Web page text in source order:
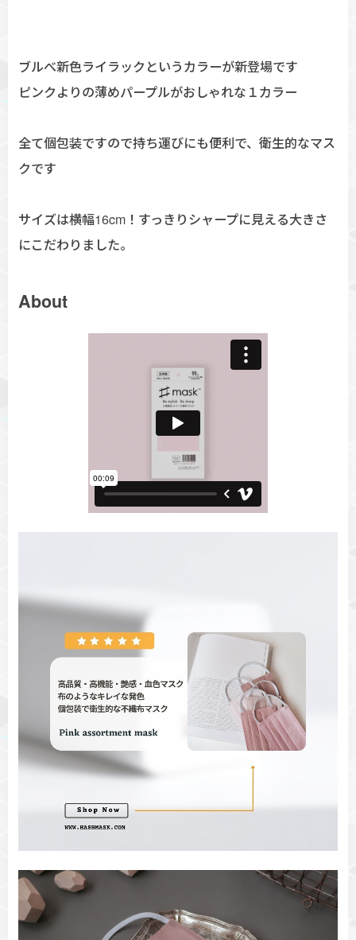
ブルべ新色ライラックというカラーが新登場です
ピンクよりの薄めパープルがおしゃれな１カラー
全て個包装ですので持ち運びにも便利で、衛生的なマス
クです
サイズは横幅16cm！すっきりシャープに見える大きさ
にこだわりました。
About